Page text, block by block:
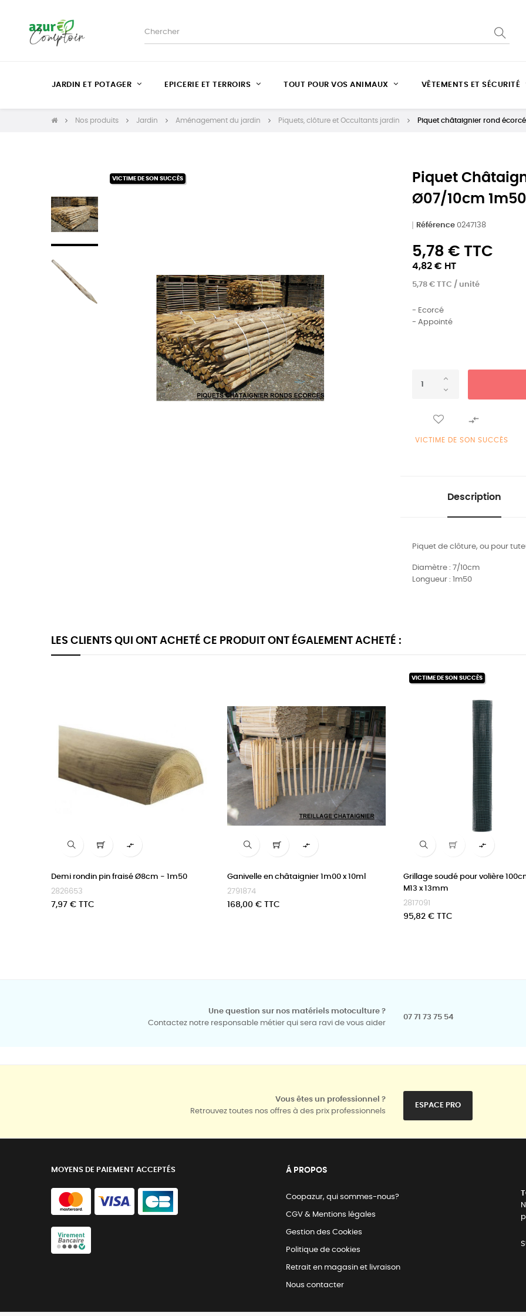
JARDIN ET POTAGER EPICERIE ET TERROIRS TOUT POUR VOS ANIMAUX VÊTEMENTS ET SÉCURITÉ
Nos produits Jardin Aménagement du jardin Piquets, clôture et Occultants jardin Piquet châtaignier rond
VICTIME DE SON SUCCÈS
Piquet
Ø07/10cm 1m50
Référence 0247138
5,78 € TTC
4,82 € HT
5,78 € TTC / unité
- Ecorcé
- Appointé

VICTIME DE SON SUCCÈS
Description
Piquet de clôture, ou pour
Diamètre : 7/10cm
Longueur : 1m50
LES CLIENTS QUI ONT ACHETÉ CE PRODUIT ONT ÉGALEMENT ACHETÉ :

Demi rondin pin fraisé Ø8cm - 1m50
2826653
Prix
7,97 € TTC

Ganivelle en châtaignier 1m00 x 10ml
2791874
Prix
168,00 € TTC
VICTIME DE SON SUCCÈS

Grillage soudé pour volière
M13 x 13mm
2817091
Prix
95,82 € TTC
Une question sur nos matériels motoculture ?
Contactez notre responsable métier qui sera ravi de vous aider
07 71 73 75 54
Vous êtes un professionnel ?
Retrouvez toutes nos offres à des prix professionnels
ESPACE PRO
MOYENS DE PAIEMENT ACCEPTÉS Á PROPOS
Coopazur, qui sommes-nous?
CGV & Mentions légales
Gestion des Cookies
Politique de cookies
Retrait en magasin et livraison
Nous contacter